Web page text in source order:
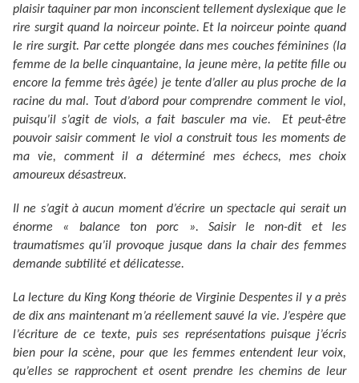
plaisir taquiner par mon inconscient tellement dyslexique que le
rire surgit quand la noirceur pointe. Et la noirceur pointe quand
le rire surgit. Par cette plongée dans mes couches féminines (la
femme de la belle cinquantaine, la jeune mère, la petite fille ou
encore la femme très âgée) je tente d’aller au plus proche de la
racine du mal. Tout d’abord pour comprendre comment le viol,
puisqu’il s’agit de viols, a fait basculer ma vie. Et peut-être
pouvoir saisir comment le viol a construit tous les moments de
ma vie, comment il a déterminé mes échecs, mes choix
amoureux désastreux.
Il ne s’agit à aucun moment d’écrire un spectacle qui serait un
énorme « balance ton porc ». Saisir le non-dit et les
traumatismes qu’il provoque jusque dans la chair des femmes
demande subtilité et délicatesse.
La lecture du King Kong théorie de Virginie Despentes il y a près
de dix ans maintenant m’a réellement sauvé la vie. J’espère que
l’écriture de ce texte, puis ses représentations puisque j’écris
bien pour la scène, pour que les femmes entendent leur voix,
qu’elles se rapprochent et osent prendre les chemins de leur